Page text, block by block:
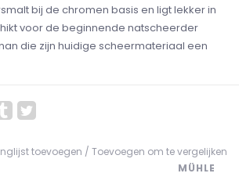
bij de chromen basis en ligt lekker in
voor de beginnende natscheerder
die zijn huidige scheermateriaal een
toevoegen / Toevoegen om te vergelijken
MÜHLE